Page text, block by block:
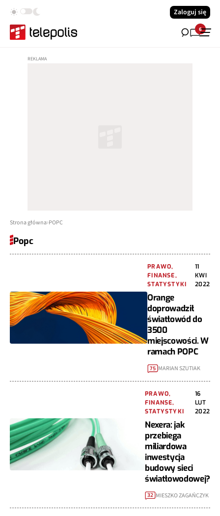
Zaloguj się
6
Strona główna POPC
Popc
PRAWO,
FINANSE,
STATYSTYKI
11
KWI
2022
Orange
doprowadził
światłowód do
3500
miejscowości. W
ramach POPC
75 MARIAN SZUTIAK
PRAWO,
FINANSE,
STATYSTYKI
16
LUT
2022
Nexera: jak
przebiega
miliardowa
inwestycja
budowy sieci
światłowodowej?
32 MIESZKO ZAGAŃCZYK